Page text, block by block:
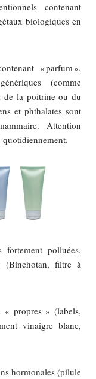
contenant
biologiques en
« parfum »,
(comme
de la poitrine ou du
et phthalates sont
Attention
polluées,
(Binchotan, filtre à
« propres » (labels,
vinaigre blanc,
hormonales (pilule